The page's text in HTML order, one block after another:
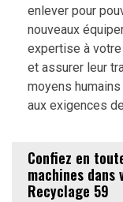
enlever pour
nouveaux
expertise à
et assurer leur
moyens
aux exigences
Confiez en
machines dans
Recyclage 59